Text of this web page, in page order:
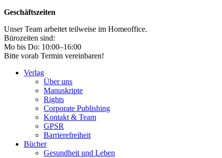
Geschäftszeiten
Unser Team arbeitet teilweise im Homeoffice.
Bürozeiten sind:
Mo bis Do: 10:00–16:00
Bitte vorab Termin vereinbaren!
Verlag
Über uns
Manuskripte
Rights
Corporate Publishing
Kontakt & Team
GPSR
Barrierefreiheit
Bücher
Gesundheit und Leben